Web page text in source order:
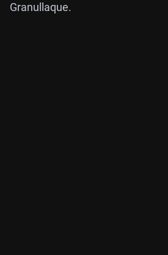
Granullaque.